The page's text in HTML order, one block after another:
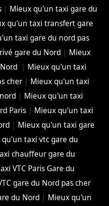
| Mieux qu'un taxi gare du
qu'un taxi transfert gare
taxi gare du nord pas
gare du Nord | Mieux
| Mieux qu'un taxi
cher| Mieux qu'un taxi
| Mieux qu'un taxi
Paris| Mieux qu'un taxi
| Mieux qu'un taxi gare
qu'un taxi vtc gare du
chauffeur gare du
VTC Paris Gare du
gare du Nord pas cher
du Nord | Mieux qu'un